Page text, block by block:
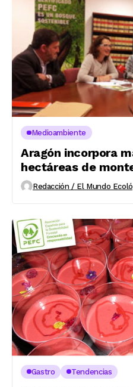
Medioambiente
Aragón incorpora
hectáreas de
Redacción / El Mundo
Gastro Tendencias